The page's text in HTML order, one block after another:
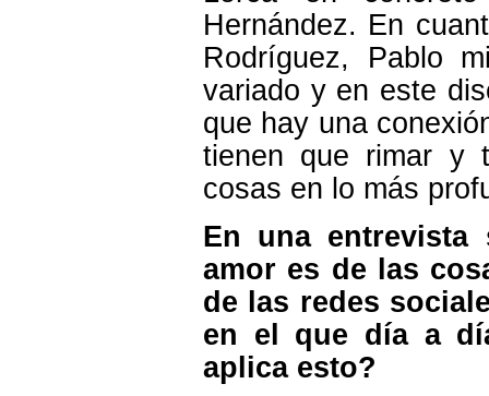
Hernández. En
Rodríguez, Pablo
variado y en este
que hay una
tienen que rimar y
cosas en lo más
En una
amor es de las
de las redes
en el que día a
aplica esto?